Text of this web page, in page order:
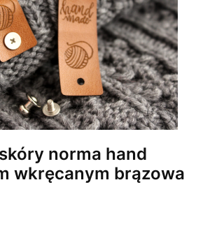
norma hand
wkręcanym brązowa